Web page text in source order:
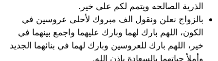
الذرية الصالحه ويتمم لكم على خير.
بالزواج نعلن ونقول الف مبروك لأحلى عروسين في
الكون، اللهم بارك لهما وبارك عليهما واجمع بينهما في
خير، اللهم بارك للعروسين وبارك لهما في بنائهما الجديد
وأملأ حياتهما بالسعادة باذن الله.